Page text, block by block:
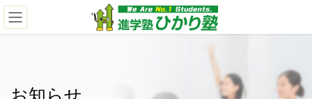
コ
ン
ナ
ビ
お知らせ